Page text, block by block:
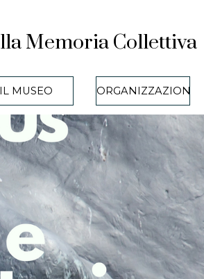
Memoria Collettiva
IL MUSEO ▼
ORGANIZZAZIONE